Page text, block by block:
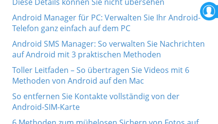
Android Manager für PC: Verwalten Sie Ihr Android-
Telefon ganz einfach auf dem PC
Android SMS Manager: So verwalten Sie Nachrichten
auf Android mit 3 praktischen Methoden
Toller Leitfaden – So übertragen Sie Videos mit 6
Methoden von Android auf den Mac
So entfernen Sie Kontakte vollständig von der
Android-SIM-Karte